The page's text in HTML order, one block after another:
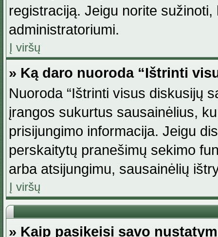
registraciją. Jeigu norite
administratoriumi.
Į viršų
» Ką daro nuoroda “Ištrinti
Nuoroda “Ištrinti visus diskusijų
įrangos sukurtus sausainėlius,
prisijungimo informacija. Jeigu
perskaitytų pranešimų sekimo
arba atsijungimu, sausainėlių
Į viršų
» Kaip pasikeisi savo